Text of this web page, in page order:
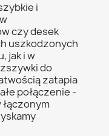
i
czy desek
uszkodzonych
jak i w
do
zatapia
połączenie -